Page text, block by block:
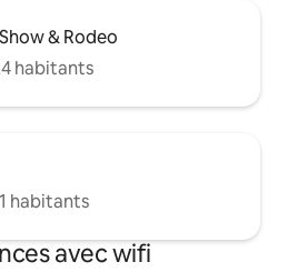
& Rodeo
habitants
habitants
avec wifi